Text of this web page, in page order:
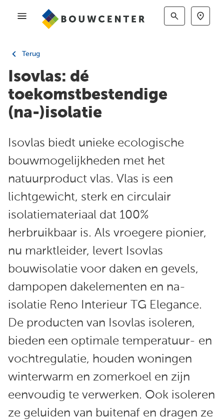
Terug
Isovlas: dé
toekomstbestendige
(na-)isolatie
Isovlas biedt unieke ecologische
bouwmogelijkheden met het
natuurproduct vlas. Vlas is een
lichtgewicht, sterk en circulair
isolatiemateriaal dat 100%
herbruikbaar is. Als vroegere pionier,
nu marktleider, levert Isovlas
bouwisolatie voor daken en gevels,
dampopen dakelementen en na-
isolatie Reno Interieur TG Elegance.
De producten van Isovlas isoleren,
bieden een optimale temperatuur- en
vochtregulatie, houden woningen
winterwarm en zomerkoel en zijn
eenvoudig te verwerken. Ook isoleren
ze geluiden van buitenaf en dragen ze